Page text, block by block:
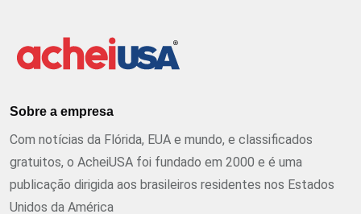
Sobre a empresa
Com notícias da Flórida, EUA e mundo, e classificados
gratuitos, o AcheiUSA foi fundado em 2000 e é uma
publicação dirigida aos brasileiros residentes nos Estados
Unidos da América